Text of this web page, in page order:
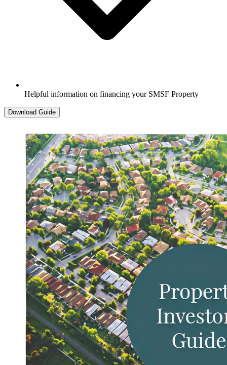
Helpful information on financing your SMSF Property​​​​‌ ‍ ​‍​‍‌‍ ‌ ​‍‌‍‍‌‌‍‌ ‌‍‍‌‌‍ ‍​‍​‍​ ‍‍​‍​‍‌ ​ ‌‍​‌‌‍ ‍‌‍‍‌‌ ‌​‌ ‍‌​‍ ‍‌‍‍‌‌‍ ​‍​‍​‍ ​​‍​‍‌‍‍​‌ ​‍‌‍‌‌‌‍‌‍​‍​‍​ ‍‍​‍​‍‌‍‍​‌ ‌​‌ ‌​‌ ​​‌ ​ ​ ‍‍​‍ ​‍ ‌‍​‍‌‍‌‍‌ ​​​‍ ‌‌ ​​‌ ​‍‌‍ ‌ ​​‌‍‌‌‌ ​‍‌ ‌​‌ ‍‌​‍ ‌‌‍‌ ‌ ​‍‌‍ ‌ ‌‌‌ ​​​‍ ‍‌ ‌‍‌‍‌‌‌ ​‍‌‍​ ‌‍‌‌‌‍ ​​‍ ‍‌‍​‌‌ ​​‌ ​​​‍ ‌ ​ ‌ ‌​‌ ‌‌‌‍‌​‌‍‍‌‌‍ ​‍ ‌‍‍‌‌‍ ‍‌ ‌​‌‍‌‌‌‍ ‍‌ ‌​​‍ ‌‍‌‌‌‍‌​‌‍‍‌‌ ‌​​‍ ‌‍ ‌‌‍ ‌‍‌​‌‍‌‌​ ‌‌ ​​‌ ​‍‌‍‌‌‌ ​ ‌‍‌‌‌‍ ‍‌ ‌​‌‍​‌‌ ‌​‌‍‍‌‌‍ ‌‍ ‍​ ‍ ‌‍‍‌‌‍‌​​ ‌‌‍‍​‌‍ ‌‍ ‌‌‍‌‌‌‌​​‌‍​‌‌‍‌ ‌‍‌‌​ ‍ ‌ ‌​‌ ‍‌‌ ​​‌‍‌‌​ ‌‌‍‍​‌‍ ‌‍ ‌‌‍‌‌‌‌​​‌‍​‌‌‍‌ ‌‍‌‌​ ‍ ‌ ​​‌‍​‌‌ ‌​‌‍‍​​ ‌‌‍‌ ‌ ‌‌‌‍‍‌‌‍‌​‌‍‌‌‌ ​ ‌​​‍‌‍ ​‌‍ ‌‍​ ‌‍‍ ​‍ ‍‌‍‌ ‌ ‌‌‌‍‍‌‌‍‌​‌‍‌‌‌ ​ ​‍‌‌​ ‌‌‌​​‍‌‌ ‌‍‍ ‌‍‌‌‌ ‍‌​‍‌‌​ ​ ‌​‌​​‍‌‌​ ​ ‌​‌​​‍‌‌​ ​‍​ ​‍‌‍‌ ​‍ ‌​ ​​​‍‌‌​ ​‍​ ​‍​‍‌‌​ ‌‌‌​‌​​‍ ‍‌‍​‍‌ ‌‌‌‍ ​‌‍ ​‌‍‌‌‌ ‌​‌ ​ ​‍‌‌​ ‌‌‌​​‍​ ​‍​‍‌‌​ ‌‌‌​‌​​ ‌‍​‍‌‍​‌‌ ​ ‌‍‌‌‌‌‌‌‌ ​‍‌‍ ​​ ‌‌‍‍​‌ ‌​‌ ‌​‌ ​​‌ ​ ​‍‌‌​ ​ ‌​​‌​‍‌‌​ ​‍‌​‌‍​‍‌‌​ ​‍‌​‌‍‌‍​‍‌‍‌‍‌ ​​​‍ ‌‌ ​​‌ ​‍‌‍ ‌ ​​‌‍‌‌‌ ​‍‌ ‌​‌ ‍‌​‍ ‌‌‍‌ ‌ ​‍‌‍ ‌ ‌‌‌ ​​​‍ ‍‌ ‌‍‌‍‌‌‌ ​‍‌‍​ ‌‍‌‌‌‍ ​​‍ ‍‌‍​‌‌ ​​‌ ​​​‍‌‌​ ​‍‌​‌‍‌ ​ ‌ ‌​‌ ‌‌‌‍‌​‌‍‍‌‌‍ ​‍‌‍‌‍‍‌‌‍‌​​ ‌‌‍‍​‌‍ ‌‍ ‌‌‍‌‌‌‌​​‌‍​‌‌‍‌ ‌‍‌‌​‍‌‍‌ ‌​‌ ‍‌‌ ​​‌‍‌‌​ ‌‌‍‍​‌‍ ‌‍ ‌‌‍‌‌‌‌​​‌‍​‌‌‍‌ ‌‍‌‌​‍‌‍‌ ​​‌‍​‌‌ ‌​‌‍‍​​ ‌‌‍‌ ‌ ‌‌‌‍‍‌‌‍‌​‌‍‌‌‌ ​ ‌​​‍‌‍ ​‌‍ ‌‍​ ‌‍‍ ​‍ ‍‌‍‌ ‌ ‌‌‌‍‍‌‌‍‌​‌‍‌‌‌ ​ ​‍‌‌​ ‌‌‌​​‍‌‌ ‌‍‍ ‌‍‌‌‌ ‍‌​‍‌‌​ ​ ‌​‌​​‍‌‌​ ​ ‌​‌​​‍‌‌​ ​‍​ ​‍‌‍‌ ​‍ ‌​ ​​​‍‌‌​ ​‍​ ​‍​‍‌‌​ ‌‌‌​‌​​‍ ‍‌‍​‍‌ ‌‌‌‍ ​‌‍ ​‌‍‌‌‌ ‌​‌ ​ ​‍‌‌​ ‌‌‌​​‍​ ​‍​‍‌‌​ ‌‌‌​‌​​‍‌‍‌ ​​‌‍‌‌‌ ​‍‌ ​ ‌ ​​‌‍‌‌‌‍​ ‌ ‌​‌‍‍‌‌ ‌‍‌‍‌‌​ ‌‌ ​​‌ ‌‌‌‍​‍‌‍ ​‌‍‍‌‌ ​ ‌‍‍​‌‍‌‌‌‍‌​​‍​‍‌ ‌
Download Guide​​​​‌ ‍ ​‍​‍‌‍ ‌ ​‍‌‍‍‌‌‍‌ ‌‍‍‌‌‍ ‍​‍​‍​ ‍‍​‍​‍‌ ​ ‌‍​‌‌‍ ‍‌‍‍‌‌ ‌​‌ ‍‌​‍ ‍‌‍‍‌‌‍ ​‍​‍​‍ ​​‍​‍‌‍‍​‌ ​‍‌‍‌‌‌‍‌‍​‍​‍​ ‍‍​‍​‍‌‍‍​‌ ‌​‌ ‌​‌ ​​‌ ​ ​ ‍‍​‍ ​‍ ‌‍​‍‌‍‌‍‌ ​​​‍ ‌‌ ​​‌ ​‍‌‍ ‌ ​​‌‍‌‌‌ ​‍‌ ‌​‌ ‍‌​‍ ‌‌‍‌ ‌ ​‍‌‍ ‌ ‌‌‌ ​​​‍ ‍‌ ‌‍‌‍‌‌‌ ​‍‌‍​ ‌‍‌‌‌‍ ​​‍ ‍‌‍​‌‌ ​​‌ ​​​‍ ‌ ​ ‌ ‌​‌ ‌‌‌‍‌​‌‍‍‌‌‍ ​‍ ‌‍‍‌‌‍ ‍‌ ‌​‌‍‌‌‌‍ ‍‌ ‌​​‍ ‌‍‌‌‌‍‌​‌‍‍‌‌ ‌​​‍ ‌‍ ‌‌‍ ‌‍‌​‌‍‌‌​ ‌‌ ​​‌ ​‍‌‍‌‌‌ ​ ‌‍‌‌‌‍ ‍‌ ‌​‌‍​‌‌ ‌​‌‍‍‌‌‍ ‌‍ ‍​ ‍ ‌‍‍‌‌‍‌​​ ‌‌‍‍​‌‍ ‌‍ ‌‌‍‌‌‌‌​​‌‍​‌‌‍‌ ‌‍‌‌​ ‍ ‌ ‌​‌ ‍‌‌ ​​‌‍‌‌​ ‌‌‍‍​‌‍ ‌‍ ‌‌‍‌‌‌‌​​‌‍​‌‌‍‌ ‌‍‌‌​ ‍ ‌ ​​‌‍​‌‌ ‌​‌‍‍​​ ‌‌‍‌ ‌ ‌‌‌‍‍‌‌‍‌​‌‍‌‌‌ ​ ‌​​‍‌‍ ​‌‍ ‌‍​ ‌‍‍ ​‍ ‍‌‍‌ ‌ ‌‌‌‍‍‌‌‍‌​‌‍‌‌‌ ​ ​‍‌‌​ ‌‌‌​​‍‌‌ ‌‍‍ ‌‍‌‌‌ ‍‌​‍‌‌​ ​ ‌​‌​​‍‌‌​ ​ ‌​‌​​‍‌‌​ ​‍​ ​‍‌‍‌ ​‍ ‌​ ​​​‍‌‌​ ​‍​ ​‍​‍‌‌​ ‌‌‌​‌​​‍ ‍‌‍​ ‌ ‌​‌‍​‌​‍ ‍‌‍ ​‌‍​‌‌‍​‍‌‍‌‌‌‍ ​​ ‌‍​‍‌‍​‌‌ ​ ‌‍‌‌‌‌‌‌‌ ​‍‌‍ ​​ ‌‌‍‍​‌ ‌​‌ ‌​‌ ​​‌ ​ ​‍‌‌​ ​ ‌​​‌​‍‌‌​ ​‍‌​‌‍​‍‌‌​ ​‍‌​‌‍‌‍​‍‌‍‌‍‌ ​​​‍ ‌‌ ​​‌ ​‍‌‍ ‌ ​​‌‍‌‌‌ ​‍‌ ‌​‌ ‍‌​‍ ‌‌‍‌ ‌ ​‍‌‍ ‌ ‌‌‌ ​​​‍ ‍‌ ‌‍‌‍‌‌‌ ​‍‌‍​ ‌‍‌‌‌‍ ​​‍ ‍‌‍​‌‌ ​​‌ ​​​‍‌‌​ ​‍‌​‌‍‌ ​ ‌ ‌​‌ ‌‌‌‍‌​‌‍‍‌‌‍ ​‍‌‍‌‍‍‌‌‍‌​​ ‌‌‍‍​‌‍ ‌‍ ‌‌‍‌‌‌‌​​‌‍​‌‌‍‌ ‌‍‌‌​‍‌‍‌ ‌​‌ ‍‌‌ ​​‌‍‌‌​ ‌‌‍‍​‌‍ ‌‍ ‌‌‍‌‌‌‌​​‌‍​‌‌‍‌ ‌‍‌‌​‍‌‍‌ ​​‌‍​‌‌ ‌​‌‍‍​​ ‌‌‍‌ ‌ ‌‌‌‍‍‌‌‍‌​‌‍‌‌‌ ​ ‌​​‍‌‍ ​‌‍ ‌‍​ ‌‍‍ ​‍ ‍‌‍‌ ‌ ‌‌‌‍‍‌‌‍‌​‌‍‌‌‌ ​ ​‍‌‌​ ‌‌‌​​‍‌‌ ‌‍‍ ‌‍‌‌‌ ‍‌​‍‌‌​ ​ ‌​‌​​‍‌‌​ ​ ‌​‌​​‍‌‌​ ​‍​ ​‍‌‍‌ ​‍ ‌​ ​​​‍‌‌​ ​‍​ ​‍​‍‌‌​ ‌‌‌​‌​​‍ ‍‌‍​ ‌ ‌​‌‍​‌​‍ ‍‌‍ ​‌‍​‌‌‍​‍‌‍‌‌‌‍ ​​‍‌‍‌ ​​‌‍‌‌‌ ​‍‌ ​ ‌ ​​‌‍‌‌‌‍​ ‌ ‌​‌‍‍‌‌ ‌‍‌‍‌‌​ ‌‌ ​​‌ ‌‌‌‍​‍‌‍ ​‌‍‍‌‌ ​ ‌‍‍​‌‍‌‌‌‍‌​​‍​‍‌ ‌